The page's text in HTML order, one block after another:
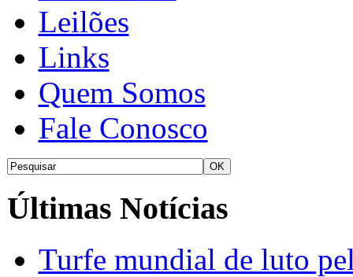
Leilões
Links
Quem Somos
Fale Conosco
Últimas Notícias
Turfe mundial de luto